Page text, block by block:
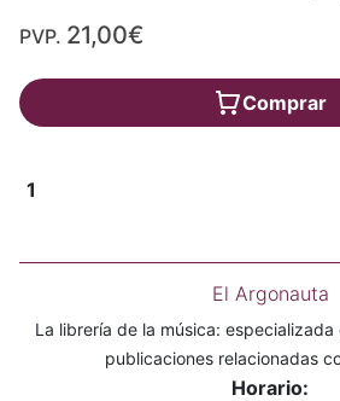
PVP. 21,00€
Comprar
1
El Argonauta
La librería de la música:
publicaciones relacionadas
Horario: